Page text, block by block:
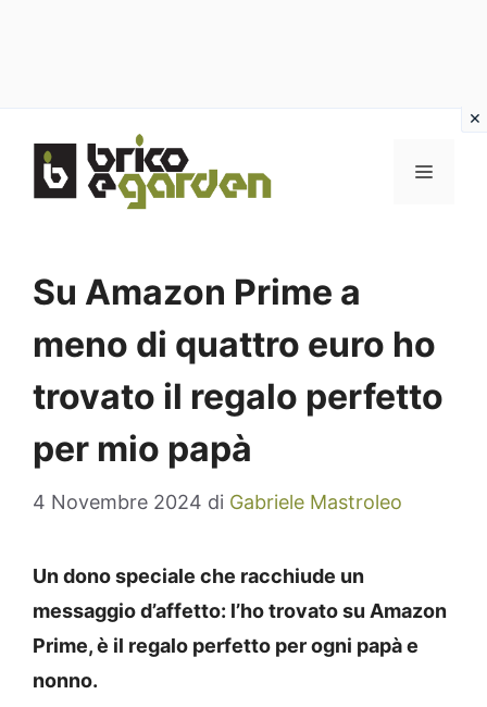
contenuto
MENU
Su Amazon Prime a
meno di quattro euro ho
trovato il regalo perfetto
per mio papà
4 Novembre 2024 di Gabriele Mastroleo
Un dono speciale che racchiude un
messaggio d’affetto: l’ho trovato su Amazon
Prime, è il regalo perfetto per ogni papà e
nonno.